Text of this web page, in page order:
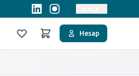
FavorilerSepet
Hesap